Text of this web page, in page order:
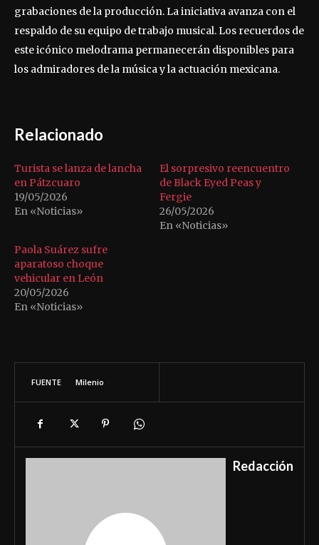
grabaciones de la producción. La iniciativa avanza con el
respaldo de su equipo de trabajo musical. Los recuerdos de
este icónico melodrama permanecerán disponibles para
los admiradores de la música y la actuación mexicana.
Relacionado
Turista se lanza de lancha
en Pátzcuaro
19/05/2026
En «Noticias»
El sorpresivo reencuentro
de Black Eyed Peas y
Fergie
26/05/2026
En «Noticias»
Paola Suárez sufre
aparatoso choque
vehicular en León
20/05/2026
En «Noticias»
FUENTE Milenio
Redacción